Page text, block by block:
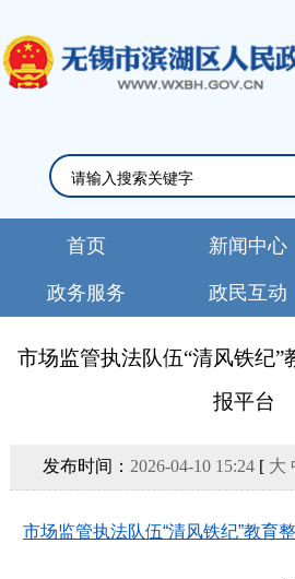
首页 新闻中心
政务服务 政民互动
市场监管执法队伍“清风铁纪”
报平台
发布时间： 2026-04-10 15:24[ 大
市场监管执法队伍“清风铁纪”教育